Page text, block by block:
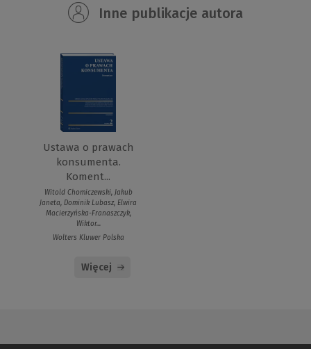
Inne publikacje autora
Ustawa o prawach
konsumenta.
Koment...
Witold Chomiczewski, Jakub
Janeta, Dominik Lubasz, Elwira
Macierzyńska-Franaszczyk,
Wiktor...
Wolters Kluwer Polska
Więcej